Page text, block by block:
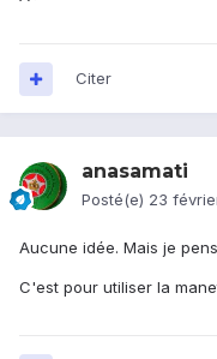
Citer
anasamati
Posté(e) 23
Aucune idée. Mais je
C'est pour utiliser la